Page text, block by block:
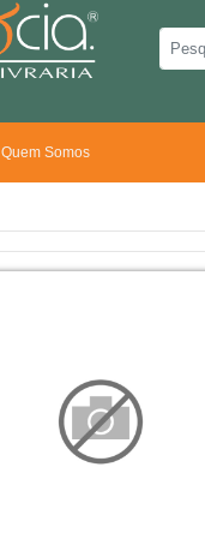
Quem Somos